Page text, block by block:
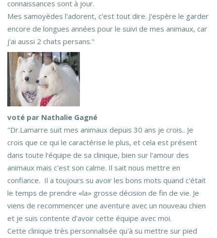
connaissances sont à jour.
Mes samoyèdes l'adorent, c'est tout dire. J'espère le garder
encore de longues années pour le suivi de mes animaux, car
j'ai aussi 2 chats persans."
voté par Nathalie Gagné
"Dr.Lamarre suit mes animaux depuis 30 ans je crois.. Je
crois que ce qui le caractérise le plus, et cela est présent
dans toute l'équipe de sa clinique, bien sur l'amour des
animaux mais c'est son calme. Il sait nous mettre en
confiance. Il a toujours su avoir les bons mots quand c'était
le temps de prendre «la» grosse décision de fin de vie. Je
viens de recommencer une aventure avec un nouveau chien
et je suis contente d'avoir cette équipe avec moi.
Cette clinique très personnalisée qu'à su mettre sur pied